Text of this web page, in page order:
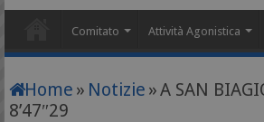
Comitato Attività Agonistica
Home » Notizie »A SAN
8’47″29